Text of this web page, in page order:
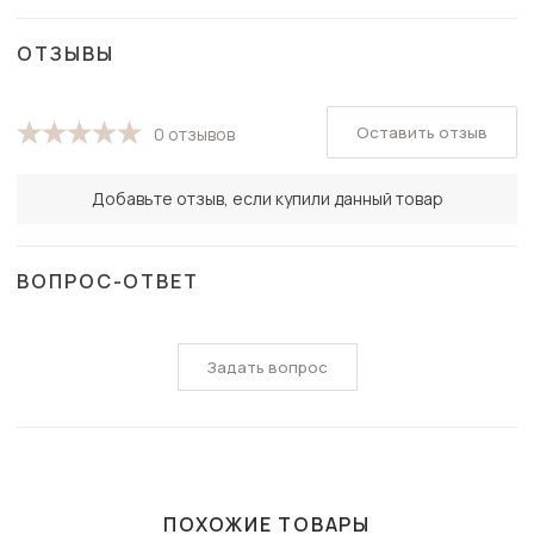
ОТЗЫВЫ
0 отзывов
Добавьте отзыв, если купили данный товар
Оставить отзыв
ВОПРОС-ОТВЕТ
Задать вопрос
ПОХОЖИЕ ТОВАРЫ